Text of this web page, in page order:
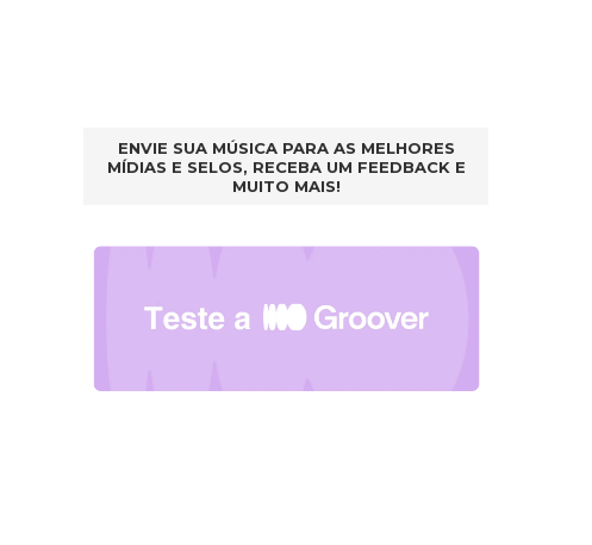
ENVIE SUA MÚSICA PARA AS MELHORES
MÍDIAS E SELOS, RECEBA UM FEEDBACK E
MUITO MAIS!